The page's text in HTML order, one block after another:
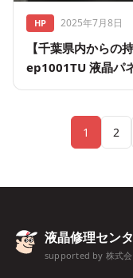
HP 2025年7月8日
【千葉県内から
ep1001TU 液晶パ
1 2
液晶修理セン
supported by 株式会